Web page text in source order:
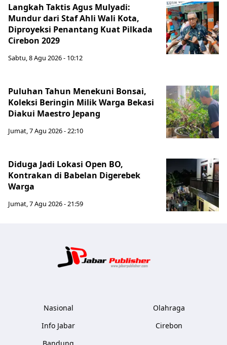
Langkah Taktis Agus Mulyadi:
Mundur dari Staf Ahli Wali Kota,
Diproyeksi Penantang Kuat Pilkada
Cirebon 2029
Sabtu, 8 Agu 2026 - 10:12
Puluhan Tahun Menekuni Bonsai,
Koleksi Beringin Milik Warga Bekasi
Diakui Maestro Jepang
Jumat, 7 Agu 2026 - 22:10
Diduga Jadi Lokasi Open BO,
Kontrakan di Babelan Digerebek
Warga
Jumat, 7 Agu 2026 - 21:59
Nasional
Info Jabar
Olahraga
Cirebon